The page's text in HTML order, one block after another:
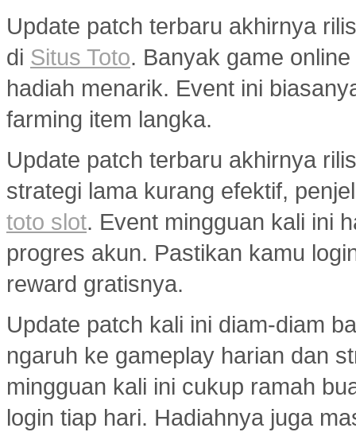
Update patch terbaru akhirnya
di Situs Toto. Banyak game
hadiah menarik. Event ini
farming item langka.
Update patch terbaru akhirnya
strategi lama kurang efektif,
toto slot. Event mingguan kali ini
progres akun. Pastikan kamu
reward gratisnya.
Update patch kali ini diam-diam
ngaruh ke gameplay harian dan
mingguan kali ini cukup ramah
login tiap hari. Hadiahnya juga